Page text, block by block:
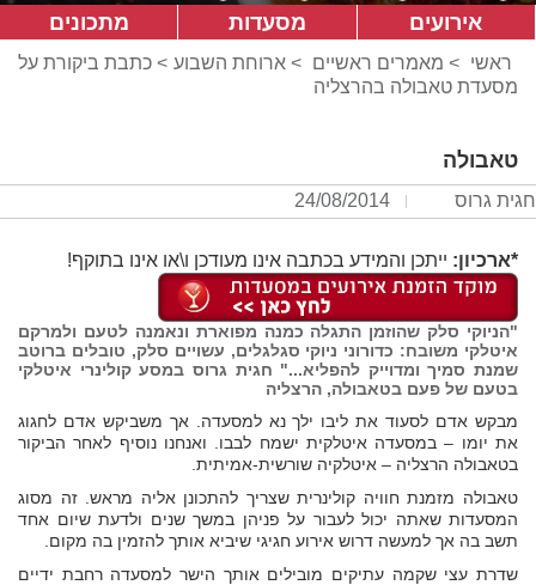
אירועים מסעדות מתכונים
ראשי > מאמרים ראשיים > ארוחת השבוע > כתבת ביקורת על
מסעדת טאבולה בהרצליה
טאבולה
חגית גרוס 24/08/2014
*ארכיון: ייתכן והמידע בכתבה אינו מעודכן ו\או אינו בתוקף!
"הניוקי סלק שהוזמן התגלה כמנה מפוארת ונאמנה לטעם ולמרקם
איטלקי משובח: כדורוני ניוקי סגלגלים, עשויים סלק, טובלים ברוטב
שמנת סמיך ומדוייק להפליא..." חגית גרוס במסע קולינרי איטלקי
בטעם של פעם בטאבולה, הרצליה
מבקש אדם לסעוד את ליבו ילך נא למסעדה. אך משביקש אדם לחגוג
את יומו – במסעדה איטלקית ישמח לבבו. ואנחנו נוסיף לאחר הביקור
בטאבולה הרצליה – איטלקיה שורשית-אמיתית.
טאבולה מזמנת חוויה קולינרית שצריך להתכונן אליה מראש. זה מסוג
המסעדות שאתה יכול לעבור על פניהן במשך שנים ולדעת שיום אחד
תשב בה אך למעשה דרוש אירוע חגיגי שיביא אותך להזמין בה מקום.
שדרת עצי שקמה עתיקים מובילים אותך הישר למסעדה רחבת ידיים